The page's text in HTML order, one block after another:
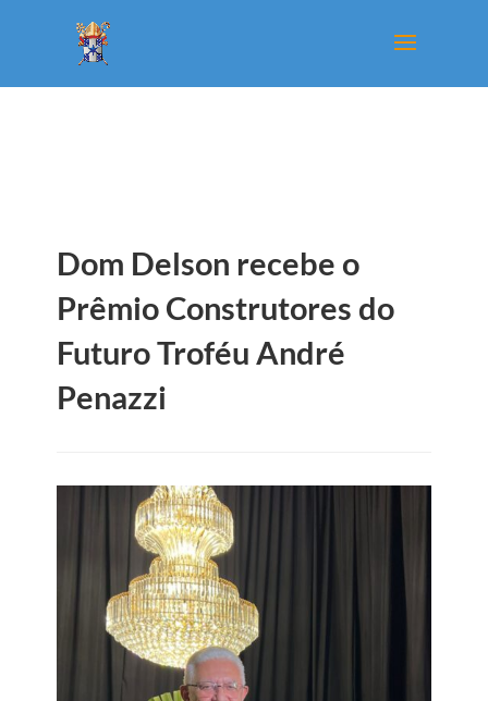
Dom Delson recebe o
Prêmio Construtores do
Futuro Troféu André
Penazzi